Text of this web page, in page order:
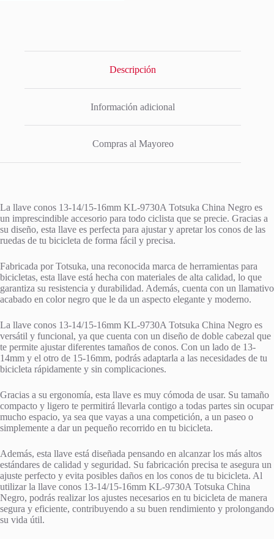
Descripción
Información adicional
Compras al Mayoreo
La llave conos 13-14/15-16mm KL-9730A Totsuka China Negro es
un imprescindible accesorio para todo ciclista que se precie. Gracias a
su diseño, esta llave es perfecta para ajustar y apretar los conos de las
ruedas de tu bicicleta de forma fácil y precisa.
Fabricada por Totsuka, una reconocida marca de herramientas para
bicicletas, esta llave está hecha con materiales de alta calidad, lo que
garantiza su resistencia y durabilidad. Además, cuenta con un llamativo
acabado en color negro que le da un aspecto elegante y moderno.
La llave conos 13-14/15-16mm KL-9730A Totsuka China Negro es
versátil y funcional, ya que cuenta con un diseño de doble cabezal que
te permite ajustar diferentes tamaños de conos. Con un lado de 13-
14mm y el otro de 15-16mm, podrás adaptarla a las necesidades de tu
bicicleta rápidamente y sin complicaciones.
Gracias a su ergonomía, esta llave es muy cómoda de usar. Su tamaño
compacto y ligero te permitirá llevarla contigo a todas partes sin ocupar
mucho espacio, ya sea que vayas a una competición, a un paseo o
simplemente a dar un pequeño recorrido en tu bicicleta.
Además, esta llave está diseñada pensando en alcanzar los más altos
estándares de calidad y seguridad. Su fabricación precisa te asegura un
ajuste perfecto y evita posibles daños en los conos de tu bicicleta. Al
utilizar la llave conos 13-14/15-16mm KL-9730A Totsuka China
Negro, podrás realizar los ajustes necesarios en tu bicicleta de manera
segura y eficiente, contribuyendo a su buen rendimiento y prolongando
su vida útil.